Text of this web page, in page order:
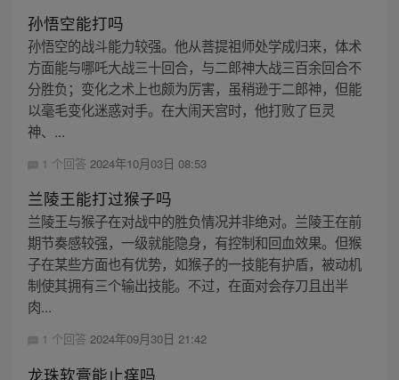
孙悟空能打吗
孙悟空的战斗能力较强。他从菩提祖师处学成归来，体术
方面能与哪吒大战三十回合，与二郎神大战三百余回合不
分胜负；变化之术上也颇为厉害，虽稍逊于二郎神，但能
以毫毛变化迷惑对手。在大闹天宫时，他打败了巨灵
神、...
1 个回答 2024年10月03日 08:53
兰陵王能打过猴子吗
兰陵王与猴子在对战中的胜负情况并非绝对。兰陵王在前
期节奏感较强，一级就能隐身，有控制和回血效果。但猴
子在某些方面也有优势，如猴子的一技能有护盾，被动机
制使其拥有三个输出技能。不过，在面对会存刀且出半
肉...
1 个回答 2024年09月30日 21:42
龙珠软膏能止痒吗